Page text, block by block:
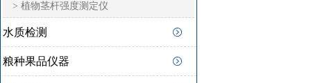
> 植物茎杆强度测定仪
水质检测
粮种果品仪器